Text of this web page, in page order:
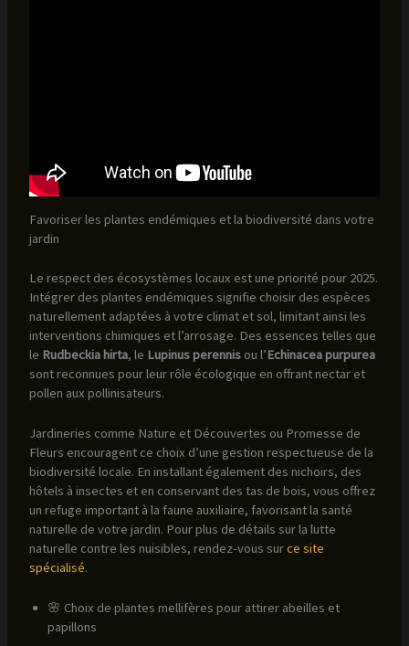
Favoriser les plantes endémiques et la biodiversité dans votre
jardin
Le respect des écosystèmes locaux est une priorité pour 2025.
Intégrer des plantes endémiques signifie choisir des espèces
naturellement adaptées à votre climat et sol, limitant ainsi les
interventions chimiques et l’arrosage. Des essences telles que
le Rudbeckia hirta, le Lupinus perennisou l’Echinacea purpurea
sont reconnues pour leur rôle écologique en offrant nectar et
pollen aux pollinisateurs.
Jardineries comme Nature et Découvertes ou Promesse de
Fleurs encouragent ce choix d’une gestion respectueuse de la
biodiversité locale. En installant également des nichoirs, des
hôtels à insectes et en conservant des tas de bois, vous offrez
un refuge important à la faune auxiliaire, favorisant la santé
naturelle de votre jardin. Pour plus de détails sur la lutte
naturelle contre les nuisibles, rendez-vous surce site
spécialisé.
🌸 Choix de plantes mellifères pour attirer abeilles et
papillons